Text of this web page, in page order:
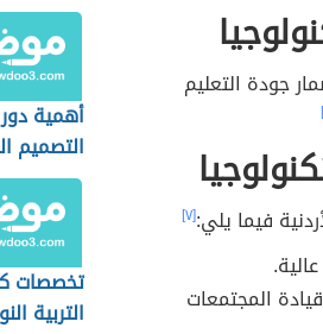
جودة التعليم
فيما يلي:[٧]
المجتمعات
أهمية
التصميم
في
الوظيفي
تخصصات
التربية